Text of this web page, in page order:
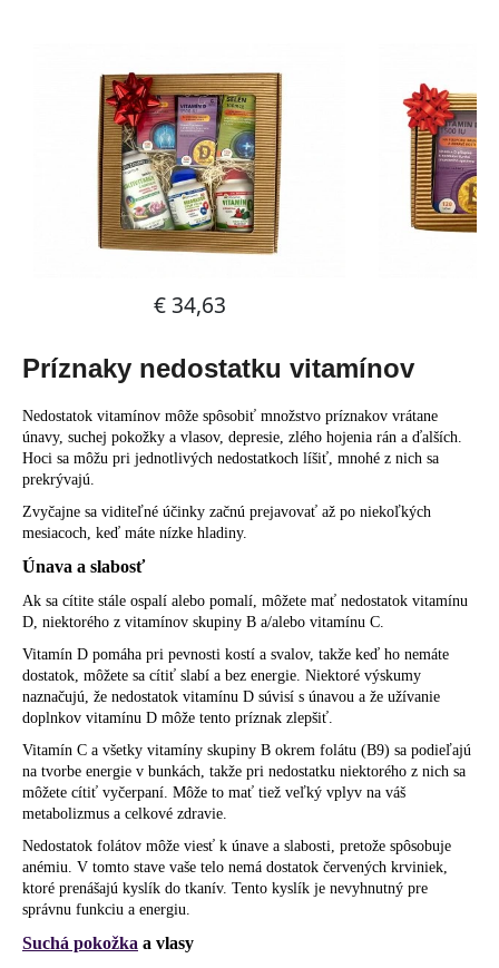
Príznaky nedostatku vitamínov
Nedostatok vitamínov môže spôsobiť množstvo príznakov vrátane
únavy, suchej pokožky a vlasov, depresie, zlého hojenia rán a ďalších.
Hoci sa môžu pri jednotlivých nedostatkoch líšiť, mnohé z nich sa
prekrývajú.
Zvyčajne sa viditeľné účinky začnú prejavovať až po niekoľkých
mesiacoch, keď máte nízke hladiny.
Únava a slabosť
Ak sa cítite stále ospalí alebo pomalí, môžete mať nedostatok vitamínu
D, niektorého z vitamínov skupiny B a/alebo vitamínu C.
Vitamín D pomáha pri pevnosti kostí a svalov, takže keď ho nemáte
dostatok, môžete sa cítiť slabí a bez energie. Niektoré výskumy
naznačujú, že nedostatok vitamínu D súvisí s únavou a že užívanie
doplnkov vitamínu D môže tento príznak zlepšiť.
Vitamín C a všetky vitamíny skupiny B okrem folátu (B9) sa podieľajú
na tvorbe energie v bunkách, takže pri nedostatku niektorého z nich sa
môžete cítiť vyčerpaní. Môže to mať tiež veľký vplyv na váš
metabolizmus a celkové zdravie.
Nedostatok folátov môže viesť k únave a slabosti, pretože spôsobuje
anémiu. V tomto stave vaše telo nemá dostatok červených krviniek,
ktoré prenášajú kyslík do tkanív. Tento kyslík je nevyhnutný pre
správnu funkciu a energiu.
Suchá pokožka a vlasy